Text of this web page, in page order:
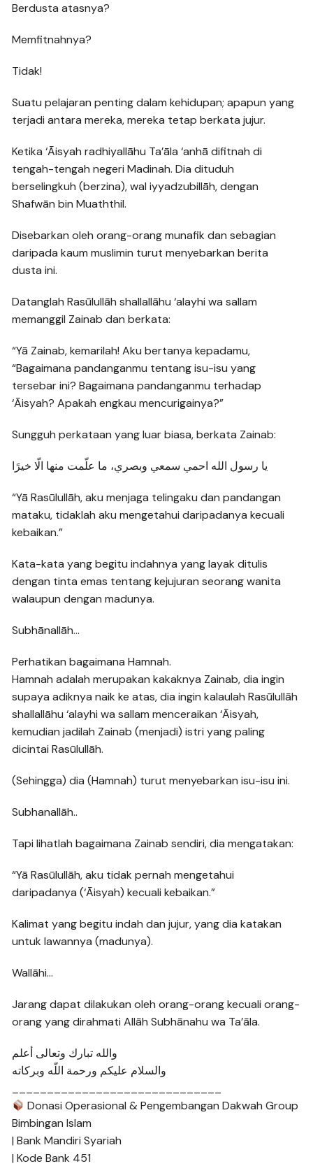
Berdusta atasnya?
Memfitnahnya?
Tidak!
Suatu pelajaran penting dalam kehidupan; apapun yang
terjadi antara mereka, mereka tetap berkata jujur.
Ketika ‘Āisyah radhiyallāhu Ta’āla ‘anhā difitnah di
tengah-tengah negeri Madinah. Dia dituduh
berselingkuh (berzina), wal iyyadzubillāh, dengan
Shafwān bin Muaththil.
Disebarkan oleh orang-orang munafik dan sebagian
daripada kaum muslimin turut menyebarkan berita
dusta ini.
Datanglah Rasūlullāh shallallāhu ‘alayhi wa sallam
memanggil Zainab dan berkata:
“Yā Zainab, kemarilah! Aku bertanya kepadamu,
“Bagaimana pandanganmu tentang isu-isu yang
tersebar ini? Bagaimana pandanganmu terhadap
‘Āisyah? Apakah engkau mencurigainya?”
Sungguh perkataan yang luar biasa, berkata Zainab:
يا رسول الله احمي سمعي وبصري، ما علّمت منها الّا خيرًا
“Yā Rasūlullāh, aku menjaga telingaku dan pandangan
mataku, tidaklah aku mengetahui daripadanya kecuali
kebaikan.”
Kata-kata yang begitu indahnya yang layak ditulis
dengan tinta emas tentang kejujuran seorang wanita
walaupun dengan madunya.
Subhānallāh…
Perhatikan bagaimana Hamnah.
Hamnah adalah merupakan kakaknya Zainab, dia ingin
supaya adiknya naik ke atas, dia ingin kalaulah Rasūlullāh
shallallāhu ‘alayhi wa sallam menceraikan ‘Āisyah,
kemudian jadilah Zainab (menjadi) istri yang paling
dicintai Rasūlullāh.
(Sehingga) dia (Hamnah) turut menyebarkan isu-isu ini.
Subhanallāh..
Tapi lihatlah bagaimana Zainab sendiri, dia mengatakan:
“Yā Rasūlullāh, aku tidak pernah mengetahui
daripadanya (‘Āisyah) kecuali kebaikan.”
Kalimat yang begitu indah dan jujur, yang dia katakan
untuk lawannya (madunya).
Wallāhi…
Jarang dapat dilakukan oleh orang-orang kecuali orang-
orang yang dirahmati Allāh Subhānahu wa Ta’āla.
والله تبارك وتعالى أعلم
والسلام عليكم ورحمة اللّه وبركاته
Donasi Operasional & Pengembangan Dakwah Group
Bimbingan Islam
| Bank Mandiri Syariah
| Kode Bank 451